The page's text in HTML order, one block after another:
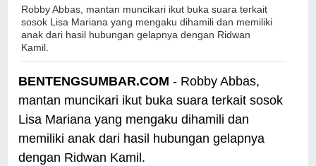
Robby Abbas, mantan muncikari ikut buka suara terkait
sosok Lisa Mariana yang mengaku dihamili dan memiliki
anak dari hasil hubungan gelapnya dengan Ridwan
Kamil.
BENTENGSUMBAR.COM - Robby Abbas,
mantan muncikari ikut buka suara terkait sosok
Lisa Mariana yang mengaku dihamili dan
memiliki anak dari hasil hubungan gelapnya
dengan Ridwan Kamil.